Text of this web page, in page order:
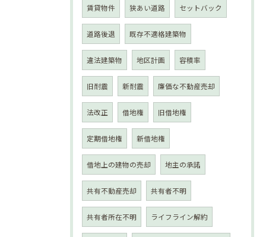
賃貸物件 狭あい道路 セットバック
道路後退 既存不適格建築物
違法建築物 地区計画 容積率
旧耐震 新耐震 廉価な不動産売却
法改正 借地権 旧借地権
定期借地権 新借地権
借地上の建物の売却 地主の承諾
共有不動産売却 共有者不明
共有者所在不明 ライフライン解約